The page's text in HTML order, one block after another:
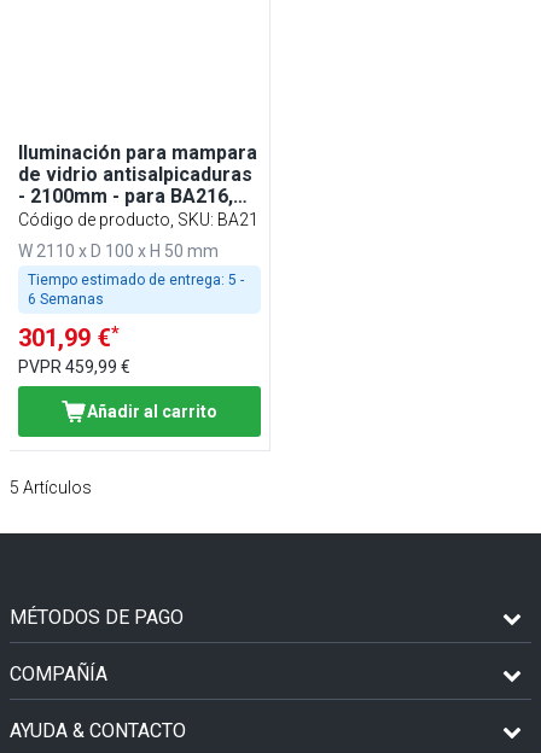
Iluminación para mampara
de vidrio antisalpicaduras
- 2100mm - para BA216,
WA216, KA216, PA216 y
EA216
Código de producto, SKU: BA21
W 2110 x D 100 x H 50 mm
Tiempo estimado de entrega: 5 -
6 Semanas
301,99 €*
PVPR 459,99 €
Añadir al carrito
5 Artículos
MÉTODOS DE PAGO
COMPAÑÍA
AYUDA & CONTACTO